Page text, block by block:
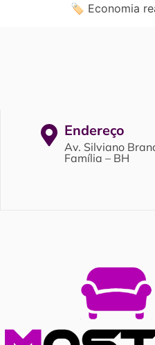
🏷️ Economia
Endereço
Av. Silviano
Família – BH